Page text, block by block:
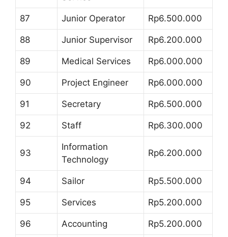
87 Junior Operator Rp6.500.000
88 Junior Supervisor Rp6.200.000
89 Medical Services Rp6.000.000
90 Project Engineer Rp6.000.000
91 Secretary Rp6.500.000
92 Staff Rp6.300.000
93
Information
Technology
Rp6.200.000
94 Sailor Rp5.500.000
95 Services Rp5.200.000
96 Accounting Rp5.200.000